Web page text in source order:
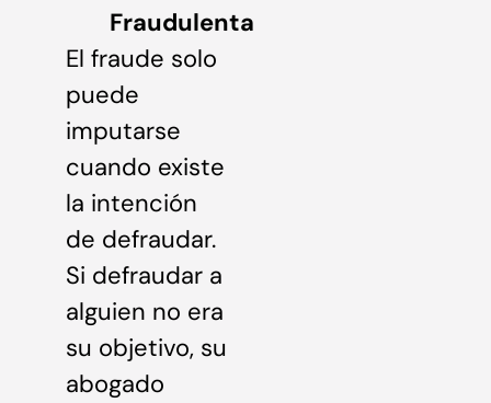
Fraudulenta
El fraude solo
puede
imputarse
cuando existe
la intención
de defraudar.
Si defraudar a
alguien no era
su objetivo, su
abogado